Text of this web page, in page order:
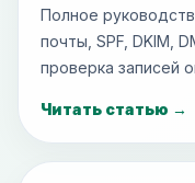
Полное
почты, SPF, DKIM,
проверка записей
Читать статью →